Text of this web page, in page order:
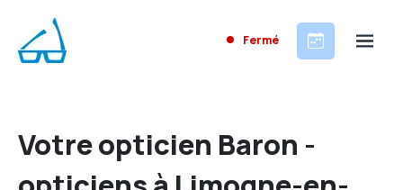
Fermé
Votre opticien Baron -